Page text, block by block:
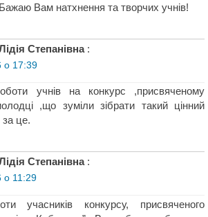
Вам натхнення та творчих учнів!
Степанівна :
о 17:39
учнів на конкурс ,присвяченому
,що зуміли зібрати такий цінний
це.
Степанівна :
о 11:29
учасників конкурсу, присвяченого